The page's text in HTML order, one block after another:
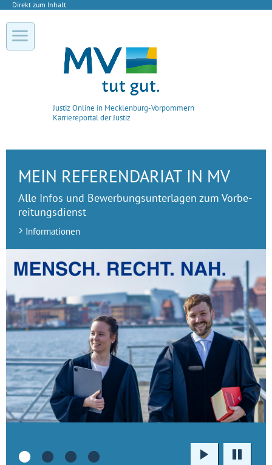
Direkt zum Inhalt
Justiz Online in Mecklenburg-Vorpommern
Karriereportal der Justiz
• • • •
WiedergabePause
MEIN RE­FE­REN­DA­RIAT IN MV
Alle Infos und Be­wer­bungs­un­ter­lagen zum Vor­be­
rei­tungs­dienst
Informationen